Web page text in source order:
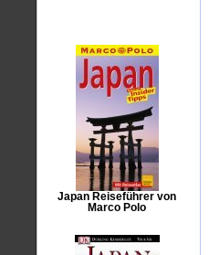
Japan Reiseführer von
Marco Polo